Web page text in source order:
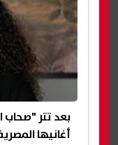
بعد تتر "صحاب
أغانيها